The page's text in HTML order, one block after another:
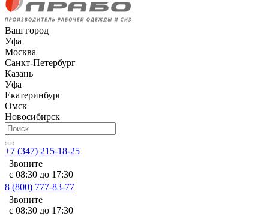
Ваш город
Уфа
Москва
Санкт-Петербург
Казань
Уфа
Екатеринбург
Омск
Новосибирск
+7 (347) 215-18-25
Звоните
с 08:30 до 17:30
8 (800) 777-83-77
Звоните
с 08:30 до 17:30